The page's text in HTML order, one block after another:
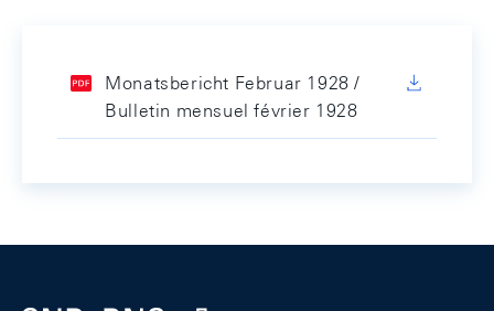
Monatsbericht Februar 1928 /
Bulletin mensuel février 1928